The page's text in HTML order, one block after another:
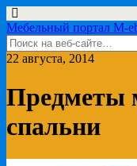
Мебельный портал M-
22 августа, 2014
Предметы
спальни